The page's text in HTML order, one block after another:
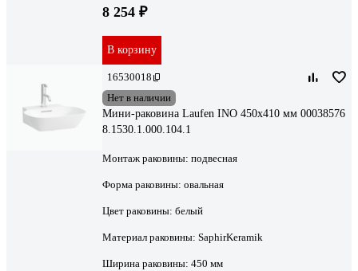
8 254 ₽
В корзину
16530018
Нет в наличии
Мини-раковина Laufen INO 450х410 мм 00038576
8.1530.1.000.104.1
Монтаж раковины: подвесная
Форма раковины: овальная
Цвет раковины: белый
Материал раковины: SaphirKeramik
Ширина раковины: 450 мм